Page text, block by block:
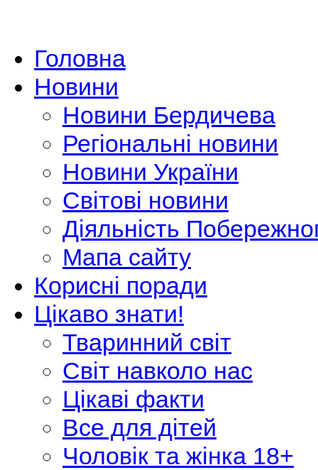
Головна
Новини
Новини Бердичева
Регіональні новини
Новини України
Світові новини
Діяльність
Мапа сайту
Корисні поради
Цікаво знати!
Тваринний світ
Світ навколо нас
Цікаві факти
Все для дітей
Чоловік та жінка 18+